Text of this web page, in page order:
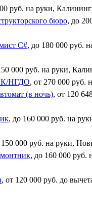
руб. на руки,
бюро, до
C#, до 180 000 руб.
000 руб. на руки,
НГДО, от 270 000 руб.
(в ночь), от 120
, до 160 000 руб. на
150 000 руб. на руки,
, до 160 000 руб.
, от 120 000 руб. до